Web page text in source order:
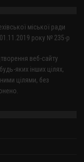
міської ради
року № 235-р
веб-сайту
яких інших цілях,
цілями, без